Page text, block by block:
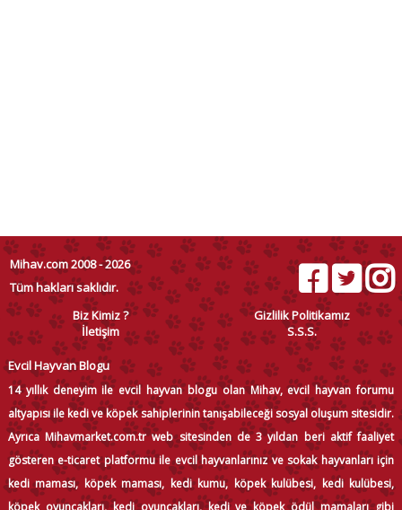
Mihav.com 2008 - 2026
Tüm hakları saklıdır.
Biz Kimiz ?
Gizlilik Politikamız
İletişim
S.S.S.
Evcil Hayvan Blogu
14 yıllık deneyim ile evcil hayvan blogu olan Mihav, evcil hayvan forumu
altyapısı ile kedi ve köpek sahiplerinin tanışabileceği sosyal oluşum sitesidir.
Ayrıca Mihavmarket.com.tr web sitesinden de 3 yıldan beri aktif faaliyet
gösteren e-ticaret platformu ile evcil hayvanlarınız ve sokak hayvanları için
kedi maması, köpek maması, kedi kumu, köpek kulübesi, kedi kulübesi,
köpek oyuncakları, kedi oyuncakları, kedi ve köpek ödül mamaları gibi